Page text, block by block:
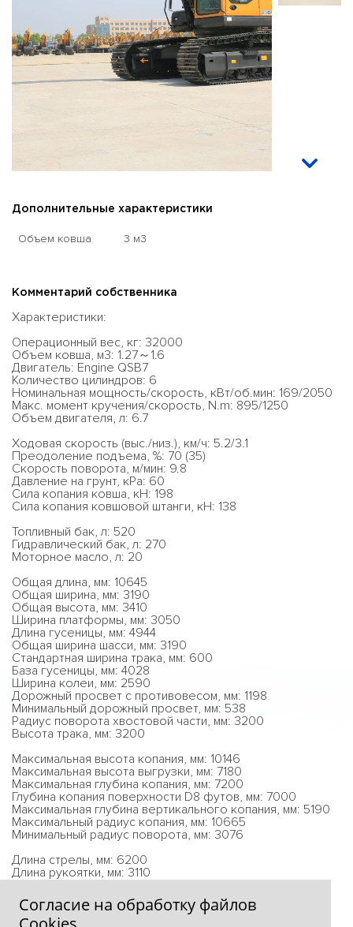
Дополнительные характеристики
Объем ковша 3 м3
Комментарий собственника
Характеристики:
Операционный вес, кг: 32000
Объем ковша, м3: 1.27～1.6
Двигатель: Engine QSB7
Количество цилиндров: 6
Номинальная мощность/скорость, кВт/об.мин: 169/2050
Макс. момент кручения/скорость, N.m: 895/1250
Объем двигателя, л: 6.7
Ходовая скорость (выс./низ.), км/ч: 5.2/3.1
Преодоление подъема, %: 70 (35)
Скорость поворота, м/мин: 9.8
Давление на грунт, кРa: 60
Сила копания ковша, кН: 198
Сила копания ковшовой штанги, кН: 138
Топливный бак, л: 520
Гидравлический бак, л: 270
Моторное масло, л: 20
Общая длина, мм: 10645
Общая ширина, мм: 3190
Общая высота, мм: 3410
Ширина платформы, мм: 3050
Длина гусеницы, мм: 4944
Общая ширина шасси, мм: 3190
Стандартная ширина трака, мм: 600
База гусеницы, мм: 4028
Ширина колеи, мм: 2590
Дорожный просвет с противовесом, мм: 1198
Минимальный дорожный просвет, мм: 538
Радиус поворота хвостовой части, мм: 3200
Высота трака, мм: 3200
Максимальная высота копания, мм: 10146
Максимальная высота выгрузки, мм: 7180
Максимальная глубина копания, мм: 7200
Глубина копания поверхности D8 футов, мм: 7000
Максимальная глубина вертикального копания, мм: 5190
Максимальный радиус копания, мм: 10665
Минимальный радиус поворота, мм: 3076
Длина стрелы, мм: 6200
Длина рукоятки, мм: 3110
Согласие на обработку файлов